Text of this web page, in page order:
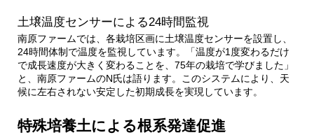
3.実際の栽培データと成果
3.1.お客様からの反響
土壌温度センサーによる24時間監視
南原ファームでは、各栽培区画に土壌温度センサーを設置し、
24時間体制で温度を監視しています。「温度が1度変わるだけ
で成長速度が大きく変わることを、75年の栽培で学びました」
と、南原ファームのN氏は語ります。このシステムにより、天
候に左右されない安定した初期成長を実現しています。
特殊培養土による根系発達促進